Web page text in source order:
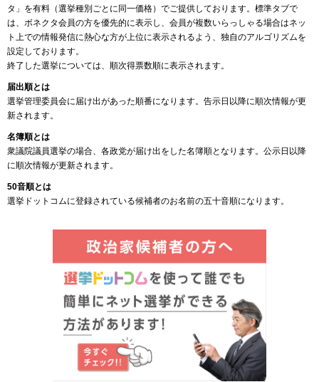
タ」を有料（選挙種別ごとに同一価格）でご提供しております。標準タブで
は、ボネクタ会員の方を優先的に表示し、会員が複数いらっしゃる場合はネッ
ト上での情報発信に熱心な方が上位に表示されるよう、独自のアルゴリズムを
設定しております。
終了した選挙については、順次得票数順に表示されます。
届出順とは
選挙管理委員会に届け出があった順番になります。告示日以降に順次情報が更
新されます。
名簿順とは
衆議院議員選挙の場合、各政党が届け出をした名簿順となります。公示日以降
に順次情報が更新されます。
50音順とは
選挙ドットコムに登録されている候補者のお名前の五十音順になります。